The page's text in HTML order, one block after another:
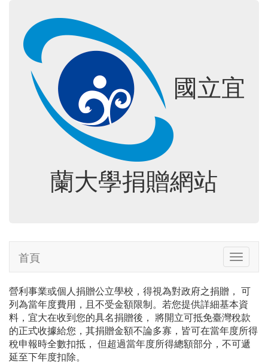
國立宜
蘭大學捐贈網站
Toggle
首頁
營利事業或個人捐贈公立學校，得視為對政府之捐贈， 可
列為當年度費用，且不受金額限制。若您提供詳細基本資
料，宜大在收到您的具名捐贈後， 將開立可抵免臺灣稅款
的正式收據給您，其捐贈金額不論多寡，皆可在當年度所得
稅申報時全數扣抵， 但超過當年度所得總額部分，不可遞
延至下年度扣除。